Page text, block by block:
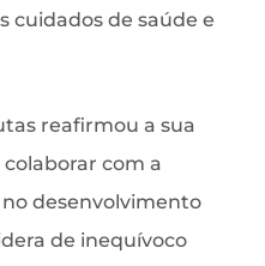
cuidados de saúde e
reafirmou a sua
com a
desenvolvimento
de inequívoco